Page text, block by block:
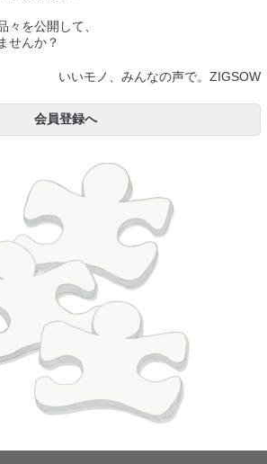
々を公開して、
せんか？
いいモノ、みんなの声で。ZIGSOW
会員登録へ